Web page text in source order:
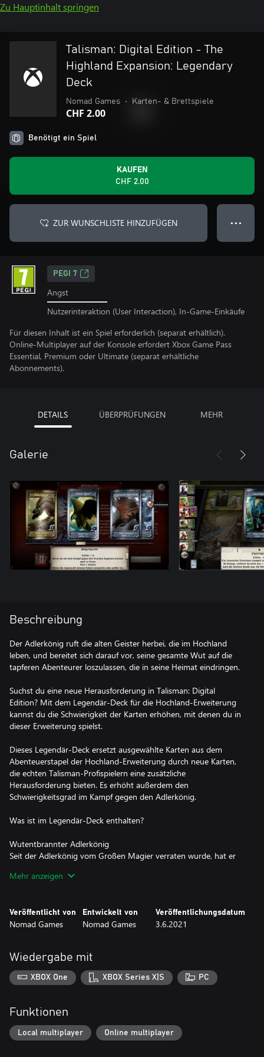
Zu Hauptinhalt springen
Talisman: Digital Edition - The
Highland Expansion: Legendary
Deck
Nomad Games • Karten- & Brettspiele
CHF 2.00
Benötigt ein Spiel
KAUFEN
CHF 2.00
ZUR WUNSCHLISTE HINZUFÜGEN ● ● ●
PEGI 7
Angst
Nutzerinteraktion (User Interaction), In-Game-Einkäufe
Für diesen Inhalt ist ein Spiel erforderlich (separat erhältlich).
Online-Multiplayer auf der Konsole erfordert Xbox Game Pass
Essential, Premium oder Ultimate (separat erhältliche
Abonnements).
DETAILS ÜBERPRÜFUNGEN MEHR
Galerie
Beschreibung
Der Adlerkönig ruft die alten Geister herbei, die im Hochland
leben, und bereitet sich darauf vor, seine gesamte Wut auf die
tapferen Abenteurer loszulassen, die in seine Heimat eindringen.
Suchst du eine neue Herausforderung in Talisman: Digital
Edition? Mit dem Legendär-Deck für die Hochland-Erweiterung
kannst du die Schwierigkeit der Karten erhöhen, mit denen du in
dieser Erweiterung spielst.
Dieses Legendär-Deck ersetzt ausgewählte Karten aus dem
Abenteuerstapel der Hochland-Erweiterung durch neue Karten,
die echten Talisman-Profispielern eine zusätzliche
Herausforderung bieten. Es erhöht außerdem den
Schwierigkeitsgrad im Kampf gegen den Adlerkönig.
Was ist im Legendär-Deck enthalten?
Wutentbrannter Adlerkönig
Seit der Adlerkönig vom Großen Magier verraten wurde, hat er
Mit seinen neu gewonnenen Kräften ist er bereit, alle Abenteurer
Legendäre Monster
Zwei der furchterregendsten Monster, die im Hochland lauern,
bereit, unachtsamen Abenteurern den Garaus zu machen.
Neue Abenteuerkarten
Abenteuerkarten durch neue, anspruchsvollere Karten ersetzt.
ursprünglich, was deine Reise durch das Hochland sogar noch
tückischer macht.
Mehr anzeigen
Veröffentlicht von
Nomad Games
Entwickelt von
Nomad Games
Veröffentlichungsdatum
3.6.2021
Wiedergabe mit
XBOX One XBOX Series X|S PC
Funktionen
Local multiplayer Online multiplayer